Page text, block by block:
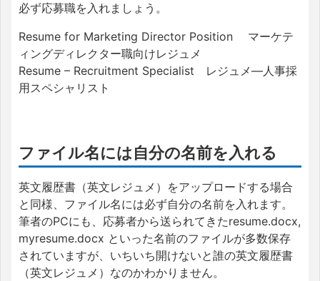
必ず応募職を入れましょう。
Resume for Marketing Director Position マーケテ
ィングディレクター職向けレジュメ
Resume – Recruitment Specialist レジュメ―人事採
用スペシャリスト
ファイル名には自分の名前を入れる
英文履歴書（英文レジュメ）をアップロードする場合
と同様、ファイル名には必ず自分の名前を入れます。
筆者のPCにも、応募者から送られてきたresume.docx,
myresume.docx といった名前のファイルが多数保存
されていますが、いちいち開けないと誰の英文履歴書
（英文レジュメ）なのかわかりません。